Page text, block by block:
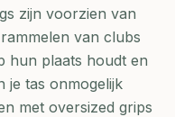
zijn voorzien van
van clubs
hun plaats houdt en
je tas onmogelijk
met oversized grips